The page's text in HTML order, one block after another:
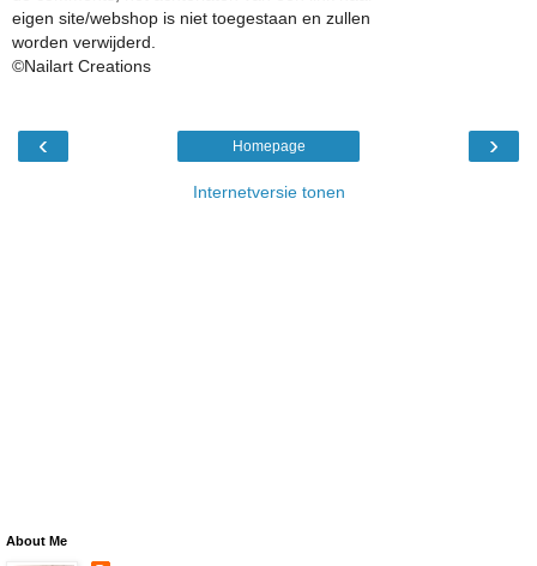
eigen site/webshop is niet toegestaan en zullen
worden verwijderd.
©Nailart Creations
‹ ›
Homepage
Internetversie tonen
About Me